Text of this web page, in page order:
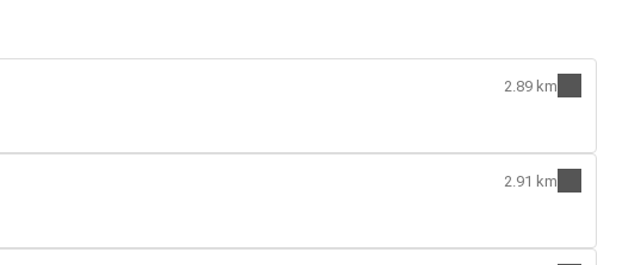
2.89 km
2.91 km